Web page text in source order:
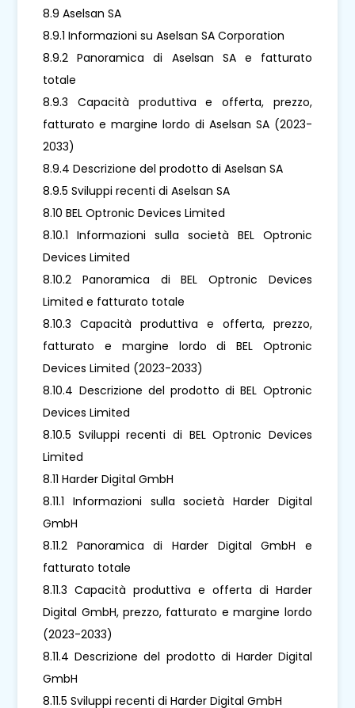
8.9 Aselsan SA
8.9.1 Informazioni su Aselsan SA Corporation
8.9.2 Panoramica di Aselsan SA e fatturato
totale
8.9.3 Capacità produttiva e offerta, prezzo,
fatturato e margine lordo di Aselsan SA (2023-
2033)
8.9.4 Descrizione del prodotto di Aselsan SA
8.9.5 Sviluppi recenti di Aselsan SA
8.10 BEL Optronic Devices Limited
8.10.1 Informazioni sulla società BEL Optronic
Devices Limited
8.10.2 Panoramica di BEL Optronic Devices
Limited e fatturato totale
8.10.3 Capacità produttiva e offerta, prezzo,
fatturato e margine lordo di BEL Optronic
Devices Limited (2023-2033)
8.10.4 Descrizione del prodotto di BEL Optronic
Devices Limited
8.10.5 Sviluppi recenti di BEL Optronic Devices
Limited
8.11 Harder Digital GmbH
8.11.1 Informazioni sulla società Harder Digital
GmbH
8.11.2 Panoramica di Harder Digital GmbH e
fatturato totale
8.11.3 Capacità produttiva e offerta di Harder
Digital GmbH, prezzo, fatturato e margine lordo
(2023-2033)
8.11.4 Descrizione del prodotto di Harder Digital
GmbH
8.11.5 Sviluppi recenti di Harder Digital GmbH